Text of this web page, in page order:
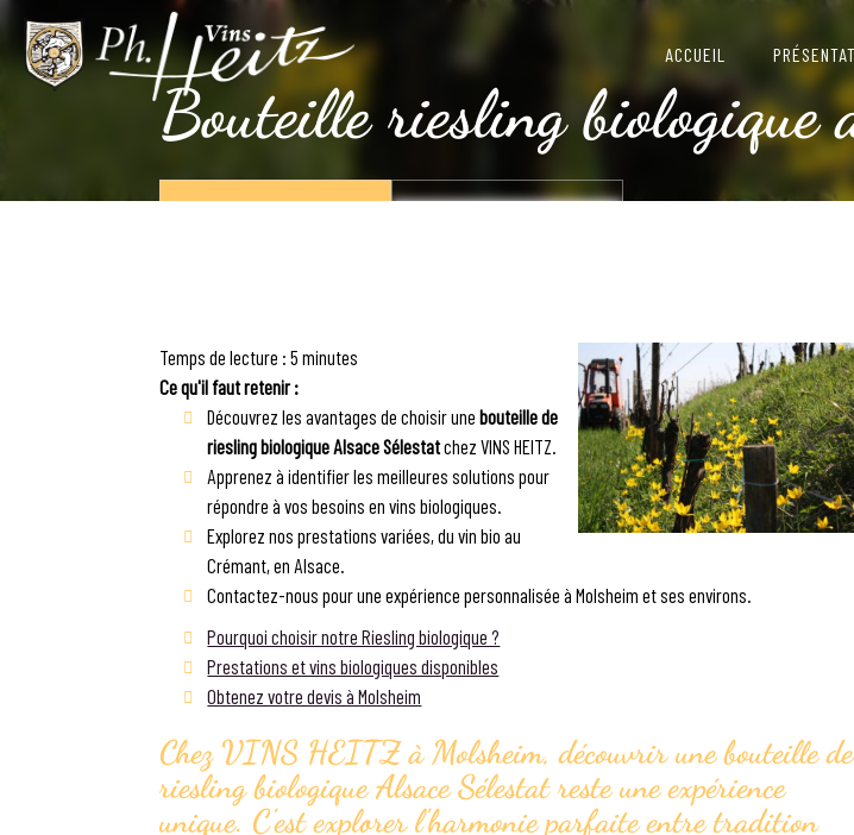
HEITZ
ACCUEIL
Bouteille riesling biologique
Temps de lecture : 5 minutes
Ce qu'il faut retenir :
Découvrez les avantages de choisir unebouteille de
riesling biologique Alsace Sélestatchez VINS HEITZ.
Apprenez à identifier les meilleures solutions pour
répondre à vos besoins en vins biologiques.
Explorez nos prestations variées, du vin bio au
Crémant, en Alsace.
Contactez-nous pour une expérience personnalisée à Molsheim et ses environs.
Pourquoi choisir notre Riesling biologique ?
Prestations et vins biologiques disponibles
Obtenez votre devis à Molsheim
Chez VINS HEITZ à Molsheim, découvrir unebouteille de
riesling biologique Alsace Sélestatreste une expérience
unique. C'est explorer l'harmonie parfaite entre tradition